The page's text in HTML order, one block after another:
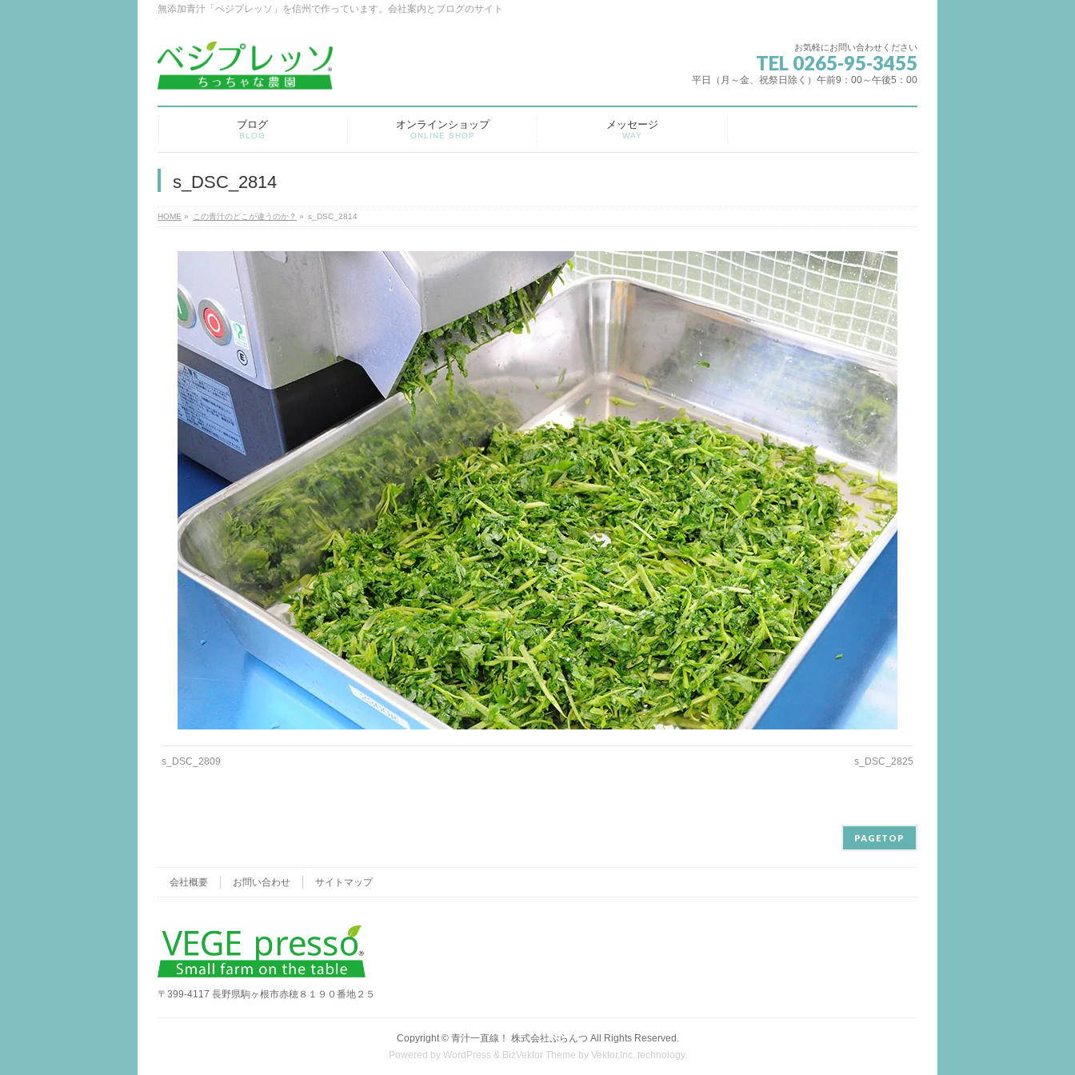
無添加青汁「ベジプレッソ」を信州で作っています。会社案内とブログのサイト
お気軽にお問い合わせください
TEL 0265-95-3455
平日（月～金、祝祭日除く）午前9：00～午後5：00
ブログ
BLOG
オンラインショップ
ONLINE SHOP
メッセージ
WAY
s_DSC_2814
HOME » この青汁のどこが違うのか？ » s_DSC_2814
s_DSC_2809 s_DSC_2825
PAGETOP
会社概要 お問い合わせ サイトマップ
〒399-4117 長野県駒ヶ根市赤穂８１９０番地２５
Copyright © 青汁一直線！ 株式会社ぷらんつ All Rights Reserved.
Powered by WordPress & BizVektor Theme by Vektor,Inc. technology.